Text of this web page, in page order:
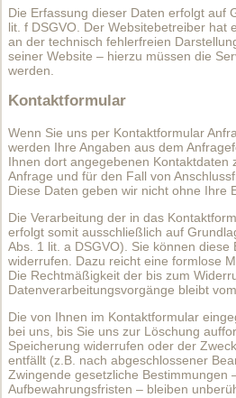
Die Erfassung dieser Daten erfolgt auf
lit. f DSGVO. Der Websitebetreiber hat
an der technisch fehlerfreien
seiner Website – hierzu müssen die
werden.
Kontaktformular
Wenn Sie uns per Kontaktformular
werden Ihre Angaben aus dem
Ihnen dort angegebenen Kontaktdaten
Anfrage und für den Fall von
Diese Daten geben wir nicht ohne Ihre
Die Verarbeitung der in das
erfolgt somit ausschließlich auf
Abs. 1 lit. a DSGVO). Sie können diese
widerrufen. Dazu reicht eine formlose
Die Rechtmäßigkeit der bis zum
Datenverarbeitungsvorgänge bleibt
Die von Ihnen im Kontaktformular
bei uns, bis Sie uns zur Löschung
Speicherung widerrufen oder der
entfällt (z.B. nach abgeschlossener
Zwingende gesetzliche Bestimmungen
Aufbewahrungsfristen – bleiben